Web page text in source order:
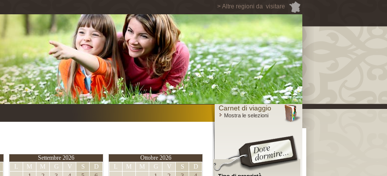
> Altre regioni da visitare
Carnet di viaggio
Mostra le selezioni
Settembre 2026
L M M G V S
D
Ottobre 2026
L M M G V S
D